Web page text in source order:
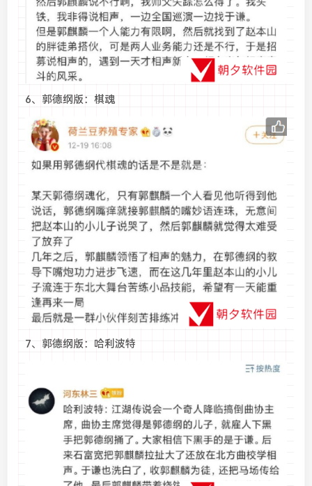
6、郭德纲版：棋魂
7、郭德纲版：哈利波特